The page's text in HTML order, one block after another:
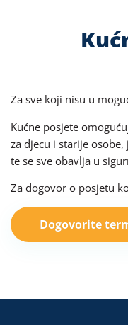
Za sve koji nisu u
Kućne posjete
za djecu i starije
te se sve obavlja u
Za dogovor o posjetu
Dogovorite